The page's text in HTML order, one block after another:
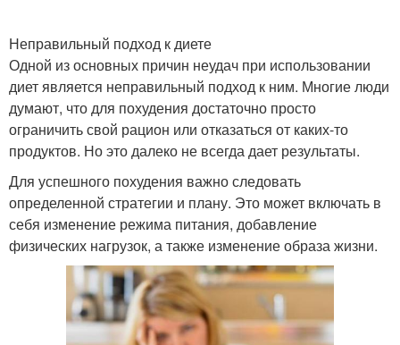
Неправильный подход к диете
Одной из основных причин неудач при использовании
диет является неправильный подход к ним. Многие люди
думают, что для похудения достаточно просто
ограничить свой рацион или отказаться от каких-то
продуктов. Но это далеко не всегда дает результаты.
Для успешного похудения важно следовать
определенной стратегии и плану. Это может включать в
себя изменение режима питания, добавление
физических нагрузок, а также изменение образа жизни.